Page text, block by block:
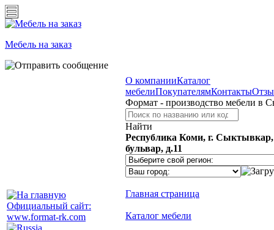
Мебель на заказ
Официальный сайт:
www.format-rk.com
О компанииКаталог
мебелиПокупателямКонтакты
Формат - производство мебели в
Найти
Республика Коми, г.
бульвар, д.11
Главная страница
Каталог мебели